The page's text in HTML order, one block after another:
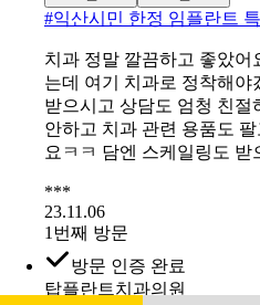
#익산시민 한정 임플란트
치과 정말 깔끔하고 좋았
는데 여기 치과로 정착해
받으시고 상담도 엄청 친절
안하고 치과 관련 용품도
요ㅋㅋ 담엔 스케일링도 받
***
23.11.06
1번째 방문
방문 인증 완료
탑플란트치과의원